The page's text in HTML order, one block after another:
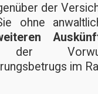
der
ohne
der
im